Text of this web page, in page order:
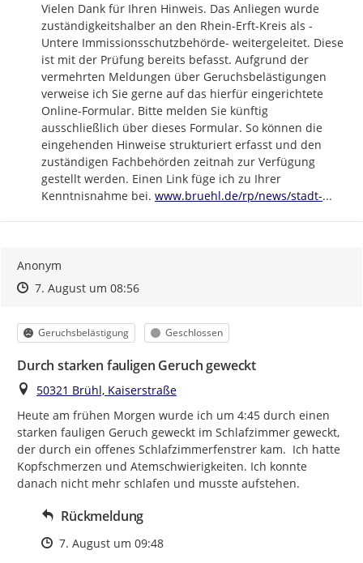
Vielen Dank für Ihren Hinweis. Das Anliegen wurde
zuständigkeitshalber an den Rhein-Erft-Kreis als -
Untere Immissionsschutzbehörde- weitergeleitet. Diese
ist mit der Prüfung bereits befasst. Aufgrund der
vermehrten Meldungen über Geruchsbelästigungen
verweise ich Sie gerne auf das hierfür eingerichtete
Online-Formular. Bitte melden Sie künftig
ausschließlich über dieses Formular. So können die
eingehenden Hinweise strukturiert erfasst und den
zuständigen Fachbehörden zeitnah zur Verfügung
gestellt werden. Einen Link füge ich zu Ihrer
Kenntnisnahme bei. https://
www.bruehl.de/rp/news/stadt-...
Anonym
Zeitpunkt des Erstellens
Zeitpunkt des Erstellens
7. August um 08:56Zur Äußerung
Kategorie
Geruchsbelästigung Status
Geschlossen
Durch starken fauligen Geruch geweckt
Ort
50321 Brühl, Kaiserstraße
Heute am frühen Morgen wurde ich um 4:45 durch einen
starken fauligen Geruch geweckt im Schlafzimmer geweckt,
der durch ein offenes Schlafzimmerfenstrer kam.  Ich hatte
Kopfschmerzen und Atemschwierigkeiten. Ich konnte
danach nicht mehr schlafen und musste aufstehen.
Rückmeldung
Zeitpunkt des Erstellens
7. August um 09:48